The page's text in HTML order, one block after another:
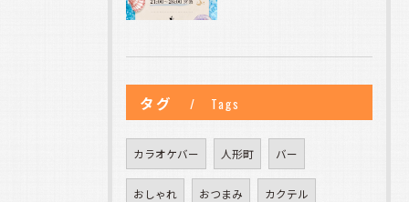
タグ Tags
カラオケバー 人形町 バー
おしゃれ おつまみ カクテル